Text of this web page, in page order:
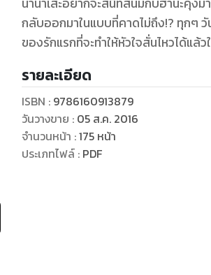
นานาเสะอยากจะสนิทสนมกับฮานะคุงม
กลับออกมาในแบบที่คาดไม่ถึง!? ทุกๆ
ของรักแรกที่จะทำให้หัวใจสั่นไหวได้แล้ว
รายละเอียด
ISBN : 9786160913879
วันวางขาย : 05 ส.ค. 2016
จำนวนหน้า :175 หน้า
ประเภทไฟล์: PDF